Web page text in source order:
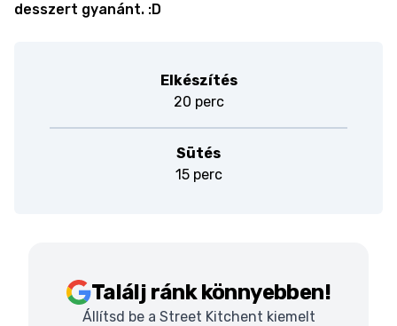
desszert gyanánt. :D
Elkészítés
20 perc
Sütés
15 perc
Találj ránk könnyebben!
Állítsd be a Street Kitchent kiemelt